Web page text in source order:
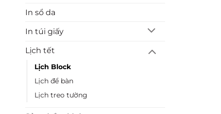
In sổ da
In túi giấy
Lịch tết
Lịch Block
Lịch để bàn
Lịch treo tường